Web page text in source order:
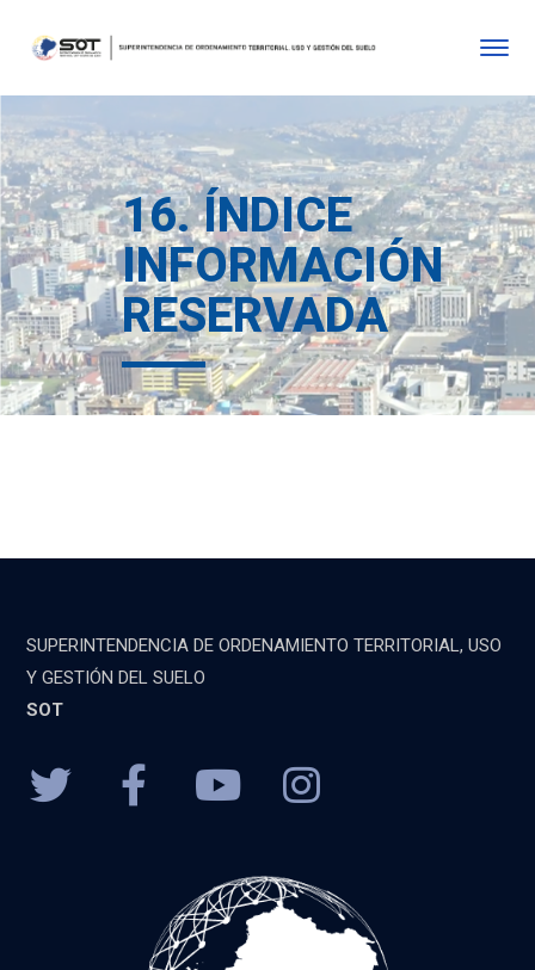
16. ÍNDICE
INFORMACIÓN
RESERVADA
SUPERINTENDENCIA DE ORDENAMIENTO TERRITORIAL, USO
Y GESTIÓN DEL SUELO
SOT